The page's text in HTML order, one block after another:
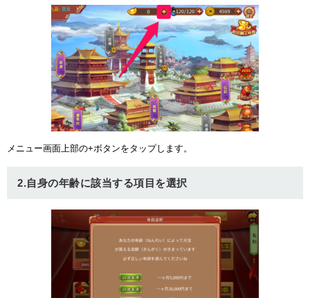
メニュー画面上部の+ボタンをタップします。
2.自身の年齢に該当する項目を選択